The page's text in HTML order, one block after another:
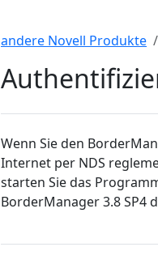
andere Novell Produkte
Wenn Sie den
Internet per NDS
starten Sie das
BorderManager 3.8 SP4